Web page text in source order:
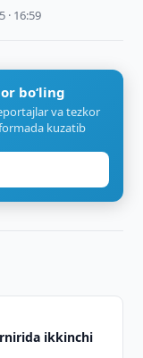
· 16:59
bo‘ling
va tezkor
kuzatib
ikkinchi